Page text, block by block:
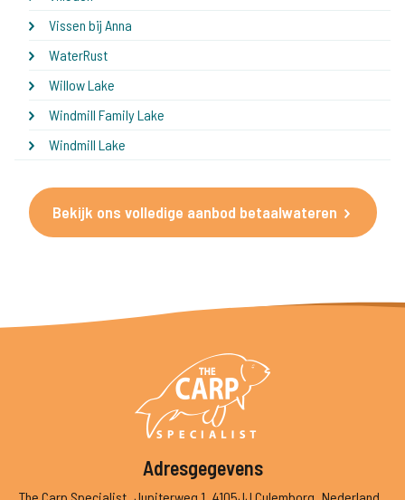
Vissen bij Anna
WaterRust
Willow Lake
Windmill Family Lake
Windmill Lake
Bekijk ons volledige aanbod betaalwateren
Adresgegevens